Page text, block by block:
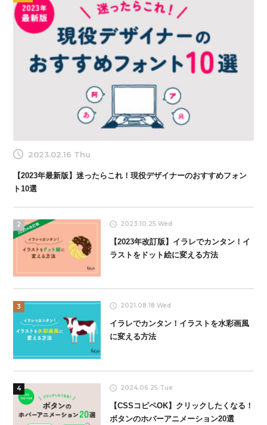
2023.02.16 Thu
【2023年最新版】迷ったらこれ！現役デザイナーのおすすめフォン
ト10選
2 2023.10.25 Wed
【2023年改訂版】イラレでカンタン！イ
ラストをドット絵に変える方法
3 2021.08.18 Wed
イラレでカンタン！イラストを水彩画風
に変える方法
4 2024.06.25 Tue
【CSSコピペOK】クリックしたくなる！
ボタンのホバーアニメーション20選